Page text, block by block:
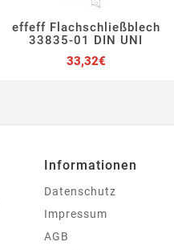
   
effeff Flachschließblech
33835-01 DIN UNI
33,32€Preis
Informationen
Datenschutz
Impressum
AGB